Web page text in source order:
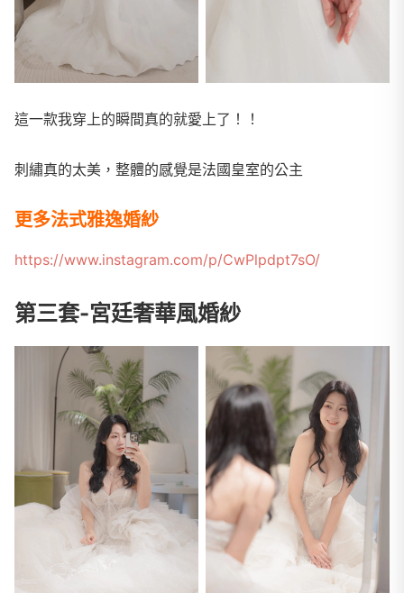
這一款我穿上的瞬間真的就愛上了！！
刺繡真的太美，整體的感覺是法國皇室的公主
更多法式雅逸婚紗
https://www.instagram.com/p/CwPlpdpt7sO/
第三套-宮廷奢華風婚紗